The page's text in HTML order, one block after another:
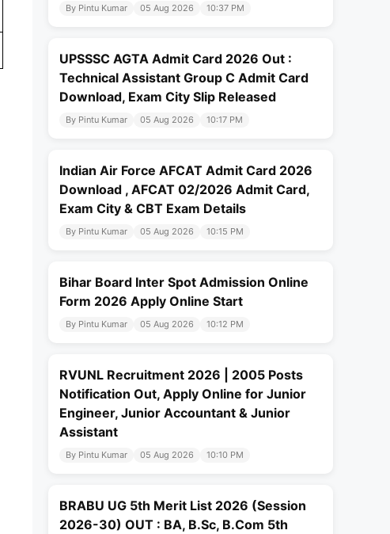
By Pintu Kumar 05 Aug 2026 10:37 PM
UPSSSC AGTA Admit Card 2026 Out :
Technical Assistant Group C Admit Card
Download, Exam City Slip Released
By Pintu Kumar 05 Aug 2026 10:17 PM
Indian Air Force AFCAT Admit Card 2026
Download , AFCAT 02/2026 Admit Card,
Exam City & CBT Exam Details
By Pintu Kumar 05 Aug 2026 10:15 PM
Bihar Board Inter Spot Admission Online
Form 2026 Apply Online Start
By Pintu Kumar 05 Aug 2026 10:12 PM
RVUNL Recruitment 2026 | 2005 Posts
Notification Out, Apply Online for Junior
Engineer, Junior Accountant & Junior
Assistant
By Pintu Kumar 05 Aug 2026 10:10 PM
BRABU UG 5th Merit List 2026 (Session
2026-30) OUT : BA, B.Sc, B.Com 5th